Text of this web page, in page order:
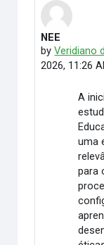
NEE
byVeridiano
2026, 11:26
Number of
A
uma
para